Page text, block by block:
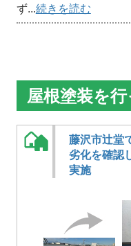
ず...続きを読む
屋根塗装を
藤沢市辻堂
劣化を確認
実施